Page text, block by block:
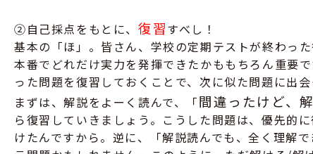
②自己採点をもとに、 復習すべし！
基本の「ほ」。皆さん、学校の定期テストが終わっ
本番でどれだけ実力を発揮できたかももちろん重要
った問題を復習しておくことで、次に似た問題に出
まずは、解説をよーく読んで、「間違ったけど、
ら復習していきましょう。こうした問題は、優先的
けたんですから。逆に、「解説読んでも、全く理解